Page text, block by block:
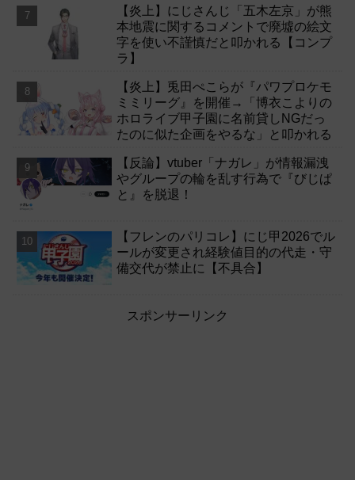
【炎上】にじさんじ「五木左京」が熊
本地震に関するコメントで廃墟の絵文
字を使い不謹慎だと叩かれる【コンプ
ラ】
【炎上】兎田ぺこらが『パワプロケモ
ミミリーグ』を開催→「博衣こよりの
ホロライブ甲子園に名前貸しNGだっ
たのに似た企画をやるな」と叩かれる
【反論】vtuber「ナガレ」が情報漏洩
やグループの輪を乱す行為で『びじぱ
と』を脱退！
【フレンのパリコレ】にじ甲2026でル
ールが変更され経験値目的の代走・守
備交代が禁止に【不具合】
スポンサーリンク